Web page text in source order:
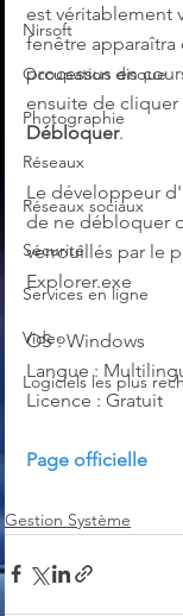
Nirsoft
Occupation disque
Photographie
Réseaux
Réseaux sociaux
Sécurité
Services en ligne
Video
Logiciels les plus
est véritablement
fenêtre
processus en
ensuite de
Débloquer.
Le développeur
de ne débloquer
verrouillés par le
Explorer.exe
OS : Windows
Langue :
Licence : Gratuit
Page officielle
Gestion Système